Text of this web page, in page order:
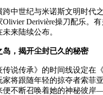
跨中世纪与米诺斯文明时代
Derivière操刀配乐。
来陆续公布。
岛，揭开尘封已久的秘密
传说传承》的时间线设定在
家将跟随年轻的掠夺者索菲
便不断召唤着她的神秘彼